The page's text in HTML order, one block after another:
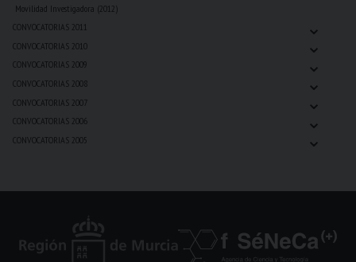
Movilidad Investigadora (2012)
CONVOCATORIAS 2011
⌄
CONVOCATORIAS 2010 ⌄
CONVOCATORIAS 2009 ⌄
CONVOCATORIAS 2008 ⌄
CONVOCATORIAS 2007 ⌄
CONVOCATORIAS 2006 ⌄
CONVOCATORIAS 2005 ⌄